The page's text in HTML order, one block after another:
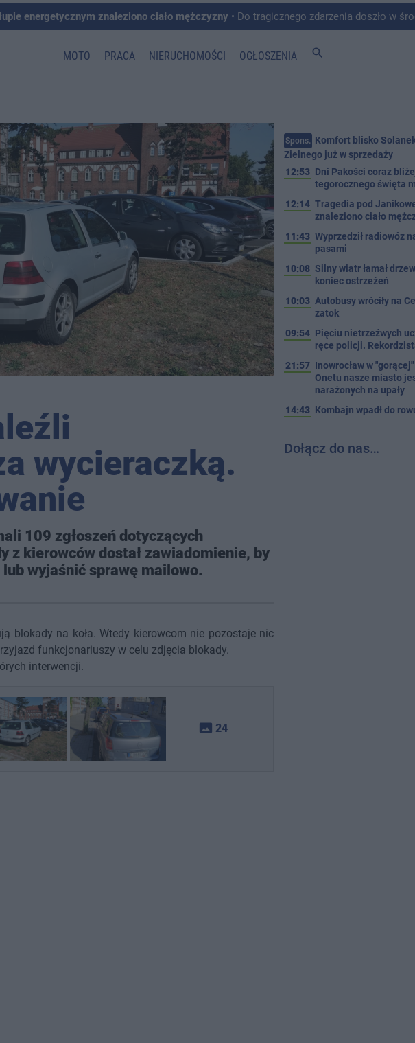
energetycznym znaleziono ciało mężczyzny • Do tragicznego zdarzenia doszło w środę rano w okolicach Giebni koło Janikowa.
MOTO PRACA NIERUCHOMOŚCI OGŁOSZENIA search
wycieraczką.
109 zgłoszeń dotyczących
z kierowców dostał zawiadomienie, by
wyjaśnić sprawę mailowo.
blokady na koła. Wtedy kierowcom nie pozostaje nic
funkcjonariuszy w celu zdjęcia blokady.
interwencji.
photo_size_select_actual 24
Spons. Komfort blisko
Zielnego już w sprzedaży
12:53 Dni Pakości coraz
tegorocznego święta
12:14 Tragedia pod
znaleziono ciało
11:43 Wyprzedził radiowóz
pasami
10:08 Silny wiatr łamał
koniec ostrzeżeń
10:03 Autobusy wróciły na
zatok
09:54 Pięciu nietrzeźwych
ręce policji.
21:57 Inowrocław w
Onetu nasze miasto
narażonych na upały
14:43 Kombajn wpadł do
Dołącz do nas…